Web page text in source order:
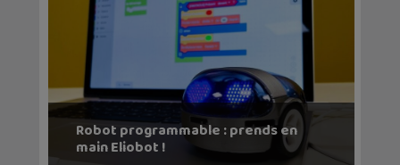
Robot programmable : prends en
main Eliobot !